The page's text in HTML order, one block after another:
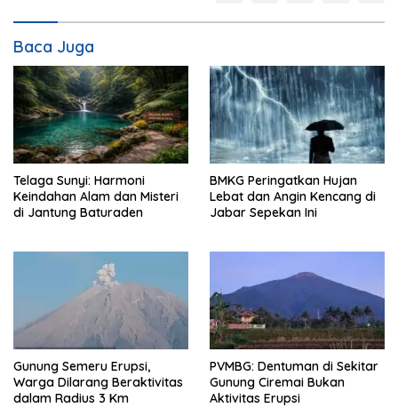
Baca Juga
Telaga Sunyi: Harmoni
Keindahan Alam dan Misteri
di Jantung Baturaden
BMKG Peringatkan Hujan
Lebat dan Angin Kencang di
Jabar Sepekan Ini
Gunung Semeru Erupsi,
Warga Dilarang Beraktivitas
dalam Radius 3 Km
PVMBG: Dentuman di Sekitar
Gunung Ciremai Bukan
Aktivitas Erupsi